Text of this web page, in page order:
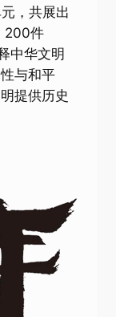
，共展出
200件
中华文明
与和平
提供历史